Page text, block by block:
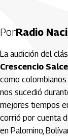
PorRadio
La audición del
Crescencio
como
nos sucedió
mejores tiempos
corrió por cuenta
en Palomino,